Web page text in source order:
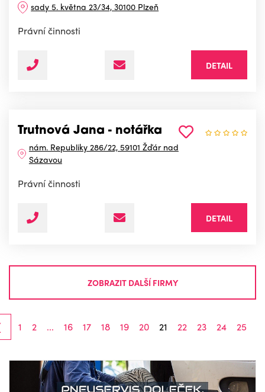
sady 5. května 23/34, 30100 Plzeň
Právní činnosti
DETAIL
Trutnová Jana - notářka
nám. Republiky 286/22, 59101 Žďár nad
Sázavou
Právní činnosti
DETAIL
ZOBRAZIT DALŠÍ FIRMY
1 2 ... 16 17 18 19 20 21 22 23 24 25